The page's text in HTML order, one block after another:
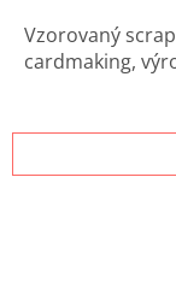
Vzorovaný
cardmaking,